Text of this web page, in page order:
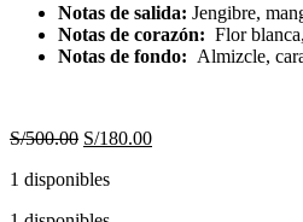
Notas de salida: Jengibre,
Notas de corazón: Flor
Notas de fondo: Almizcle,
S/500.00 El
original
S/180.00El
1 disponibles